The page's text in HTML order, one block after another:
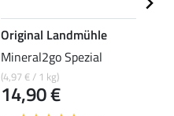
Original Landmühle
Mineral2go Spezial
(4,97 € / 1 kg)
14,90 €